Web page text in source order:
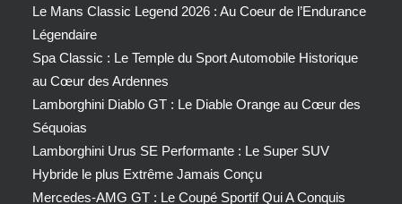
Le Mans Classic Legend 2026 : Au Coeur de l’Endurance
Légendaire
Spa Classic : Le Temple du Sport Automobile Historique
au Cœur des Ardennes
Lamborghini Diablo GT : Le Diable Orange au Cœur des
Séquoias
Lamborghini Urus SE Performante : Le Super SUV
Hybride le plus Extrême Jamais Conçu
Mercedes-AMG GT : Le Coupé Sportif Qui A Conquis